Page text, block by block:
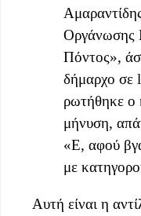
Οργάνωσης
Πόντος»,
δήμαρχο σε
ρωτήθηκε ο
μήνυση,
«Ε, αφού
με
Αυτή είναι η